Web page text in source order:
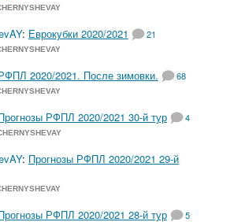
: Еврокубки 2020/2021 21
2020/2021. После зимовки. 68
РФПЛ 2020/2021 30-й тур 4
: Прогнозы РФПЛ 2020/2021 29-й
РФПЛ 2020/2021 28-й тур 5